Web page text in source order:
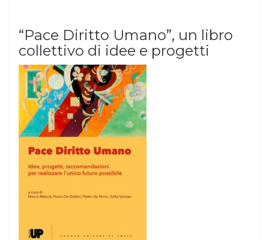
“Pace Diritto Umano”, un libro
collettivo di idee e progetti